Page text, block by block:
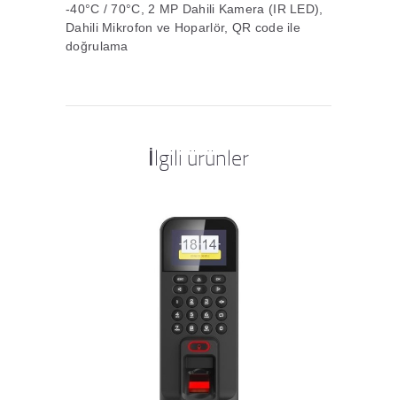
-40°C / 70°C, 2 MP Dahili Kamera (IR LED),
Dahili Mikrofon ve Hoparlör, QR code ile
doğrulama
İlgili ürünler